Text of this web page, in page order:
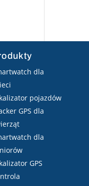
dla
pojazdów
GPS dla
dla
GPS